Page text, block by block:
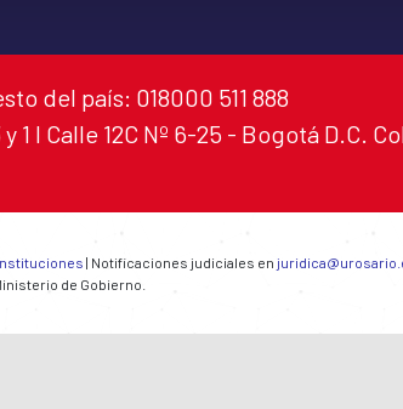
del país: 018000 511 888
I Calle 12C Nº 6-25 - Bogotá D.C.
| Notificaciones judiciales en
de Gobierno.